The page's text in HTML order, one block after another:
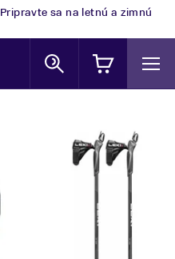
Pripravte sa na letnú a zimnú